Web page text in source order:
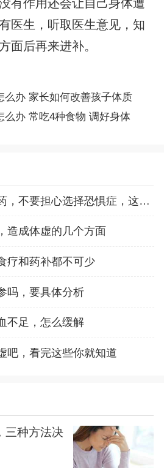
有作用还会让自己身体遭
医生，听取医生意见，知
面后再来进补。
么办 家长如何改善孩子体质
么办 常吃4种食物 调好身体
治肾虚体虚的药，不要担心选择恐惧症，这3款都
造成体虚的几个方面
疗和药补都不可少
吗，要具体分析
不足，怎么缓解
吧，看完这些你就知道
三种方法决